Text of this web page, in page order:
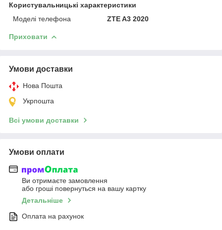
Користувальницькі характеристики
Моделі телефона
ZTE A3 2020
Приховати
Умови доставки
Нова Пошта
Укрпошта
Всі умови доставки
Умови оплати
Ви отримаєте замовлення
або гроші повернуться на вашу картку
Детальніше
Оплата на рахунок